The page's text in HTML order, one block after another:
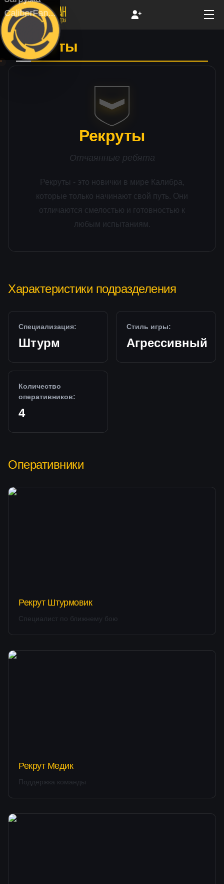
CaliberFan...
Рекруты
Рекруты
Отчаянные ребята
Рекруты - это новички в мире Калибра,
которые только начинают свой путь. Они
отличаются смелостью и готовностью к
любым испытаниям.
Характеристики подразделения
Специализация:
Штурм
Стиль игры:
Агрессивный
Количество
оперативников:
4
Оперативники
Рекрут Штурмовик
Специалист по ближнему бою
Рекрут Медик
Поддержка команды